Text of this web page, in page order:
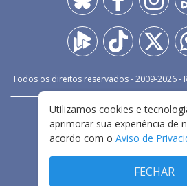
Todos os direitos reservados - 2009-2026-
FALE CONOSCO
TERMOS E CONDIÇÕES
Utilizamos cookies e
aprimorar sua experiência de
acordo com o Aviso de
FECHAR